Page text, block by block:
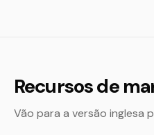
Recursos de
Vão para a versão inglesa